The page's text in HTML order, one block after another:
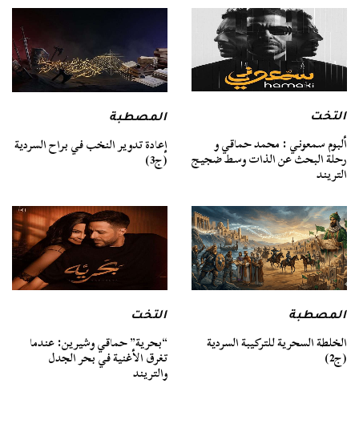
التخت
ألبوم سمعوني : محمد حماقي و
رحلة البحث عن الذات وسط ضجيج
التريند
المصطبة
إعادة تدوير النخب في براح السردية
(ج3)
المصطبة
الخلطة السحرية للتركيبة السردية
(ج2)
التخت
“بحرية” حماقي وشيرين: عندما
تغرق الأغنية في بحر الجدل
والتريند